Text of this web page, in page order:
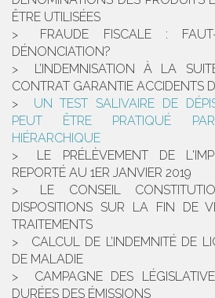
ÊTRE UTILISÉES
FRAUDE FISCALE :
DÉNONCIATION?
L’INDEMNISATION À LA
CONTRAT GARANTIE ACCIDENTS
UN TEST SALIVAIRE DE
PEUT ÊTRE PRATIQUÉ
HIÉRARCHIQUE
LE PRÉLÈVEMENT DE
REPORTÉ AU 1ER JANVIER 2019
LE CONSEIL
DISPOSITIONS SUR LA FIN DE
TRAITEMENTS
CALCUL DE L’INDEMNITÉ DE
DE MALADIE
CAMPAGNE DES
DURÉES DES ÉMISSIONS